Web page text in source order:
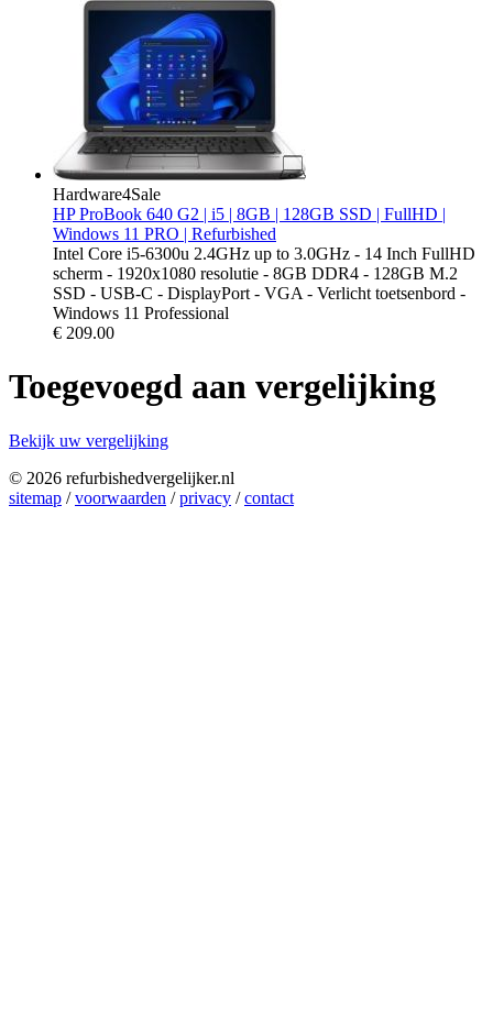
Hardware4Sale
HP ProBook 640 G2 | i5 | 8GB | 128GB SSD | FullHD |
Windows 11 PRO | Refurbished
Intel Core i5-6300u 2.4GHz up to 3.0GHz - 14 Inch FullHD
scherm - 1920x1080 resolutie - 8GB DDR4 - 128GB M.2
SSD - USB-C - DisplayPort - VGA - Verlicht toetsenbord -
Windows 11 Professional
€ 209.00
Toegevoegd aan vergelijking
Bekijk uw vergelijking
© 2026 refurbishedvergelijker.nl
sitemap /voorwaarden /privacy /contact